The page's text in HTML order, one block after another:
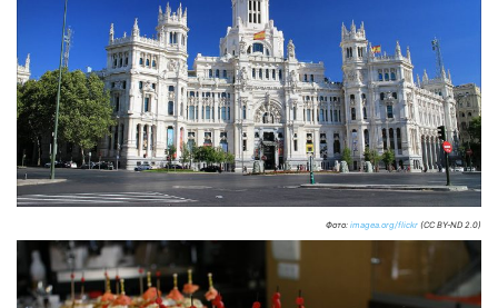
Фото: imagea.org/flickr (CC BY-ND 2.0)